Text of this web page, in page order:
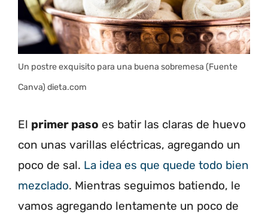
Un postre exquisito para una buena sobremesa (Fuente
Canva) dieta.com
El primer paso es batir las claras de huevo
con unas varillas eléctricas, agregando un
poco de sal. La idea es que quede todo bien
mezclado. Mientras seguimos batiendo, le
vamos agregando lentamente un poco de